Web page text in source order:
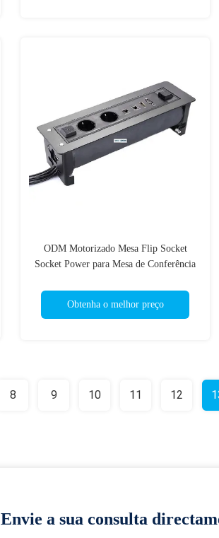
ODM Motorizado Mesa Flip Socket
Socket Power para Mesa de Conferência
Obtenha o melhor preço
8 9 10 11 12
Envie a sua consulta